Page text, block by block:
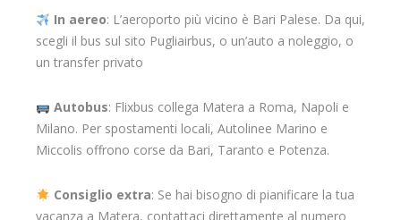
In aereo: L’aeroporto più vicino è Bari Palese. Da qui,
scegli il bus sul sito Pugliairbus, o un’auto a noleggio, o
un transfer privato
Autobus: Flixbus collega Matera a Roma, Napoli e
Milano. Per spostamenti locali, Autolinee Marino e
Miccolis offrono corse da Bari, Taranto e Potenza.
Consiglio extra: Se hai bisogno di pianificare la tua
vacanza a Matera, contattaci direttamente al numero